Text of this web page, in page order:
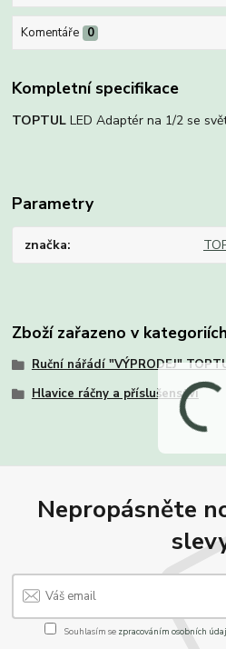
Komentáře 0
Kompletní specifikace
TOPTUL LED Adaptér na 1/2 se
Parametry
značka
Zboží zařazeno v kategoriích
Ruční nářádí "VÝPRODEJ"
Hlavice ráčny a příslušenství
Nepropásněte
Souhlasím se zpracováním osobních